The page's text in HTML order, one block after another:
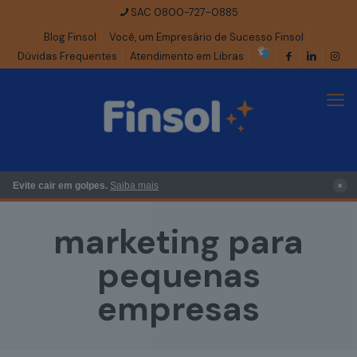
SAC 0800-727-0885
Blog Finsol
Você, um Empresário de Sucesso Finsol
Dúvidas Frequentes
Atendimento em Libras
Evite cair em golpes. Saiba mais ×
marketing para
pequenas
empresas